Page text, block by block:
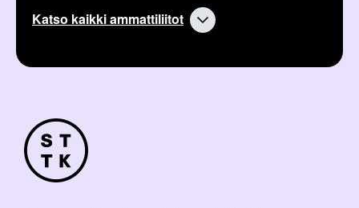
Katso kaikki ammattiliitot